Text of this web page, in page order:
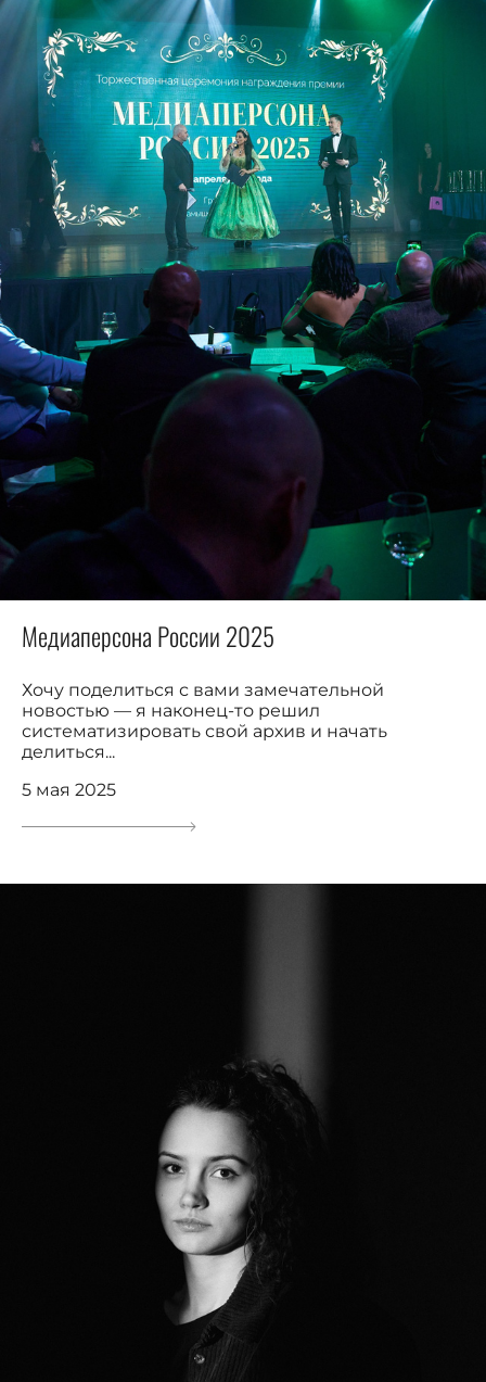
Медиаперсона России 2025
Хочу поделиться с вами замечательной
новостью — я наконец-то решил
систематизировать свой архив и начать
делиться...
5 мая 2025